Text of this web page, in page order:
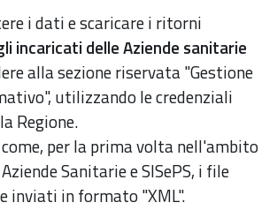
i dati e scaricare i ritorni
incaricati delle Aziende sanitarie
alla sezione riservata "Gestione
utilizzando le credenziali
Regione.
per la prima volta nell'ambito
Sanitarie e SISePS, i file
inviati in formato "XML".